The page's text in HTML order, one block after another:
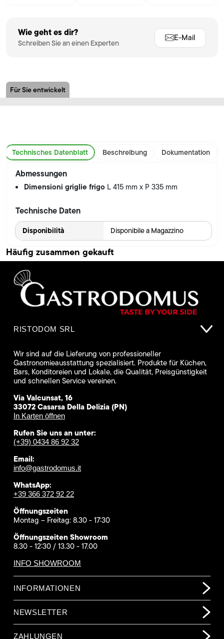
Wie geht es dir?
Schreiben Sie an einen Experten
E-Mail
Für Sie entwickelt
Technisches Datenblatt Beschreibung Dokumentation
Abmessungen
Dimensioni griglie frigo L 415 mm x P 335 mm
Technische Daten
Disponibilità Disponibile a Magazzino
Häufig zusammen gekauft
RISTODOM SRL
Wir sind auf die Lieferung von professioneller
Gastronomieausstattung spezialisiert. Produkte für Küchen,
Bars, Konditoreien und Lokale, die Qualität, Preisgünstigkeit
und schnellen Service vereinen.
Via Valcunsat, 16
33072 Casarsa Della Delizia (PN)
In Karten öffnen
Rufen Sie uns an unter:
(+39) 0434 86 92 32
Email:
info@gastrodomus.it
WhatsApp:
+39 366 372 92 22
Öffnungszeiten
Montag – Freitag: 8.30 - 17:30
Öffnungszeiten Showroom
8.30 - 12:30 / 13.30 - 17.00
INFO SHOWROOM
INFORMATIONEN
NEWSLETTER
ZAHLUNGEN